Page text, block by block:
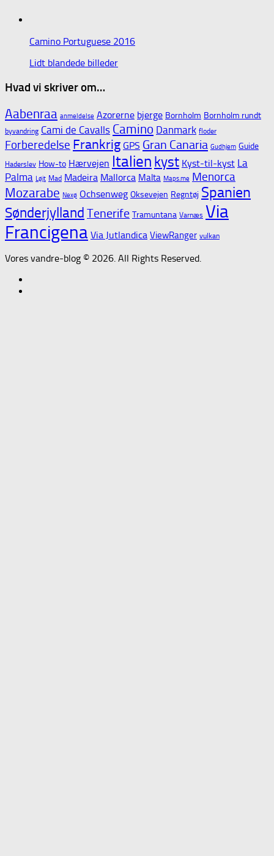
Camino Portuguese 2016
Lidt blandede billeder
Hvad vi skriver om…
Aabenraa anmeldelse Azorerne bjerge Bornholm Bornholm rundt
byvandring Cami de Cavalls Camino Danmark floder
Forberedelse Frankrig GPS Gran Canaria Gudhjem Guide
Haderslev How-to Hærvejen Italien kyst Kyst-til-kyst La
Palma Løjt Mad Madeira Mallorca Malta Maps.me Menorca
Mozarabe Nexø Ochsenweg Oksevejen Regntøj Spanien
Sønderjylland Tenerife Tramuntana Varnæs Via
Francigena Via Jutlandica ViewRanger vulkan
Vores vandre-blog © 2026. All Rights Reserved.